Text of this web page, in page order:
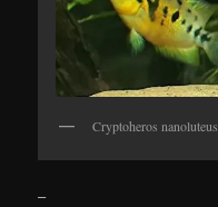
Cryptoheros nanoluteus.
–